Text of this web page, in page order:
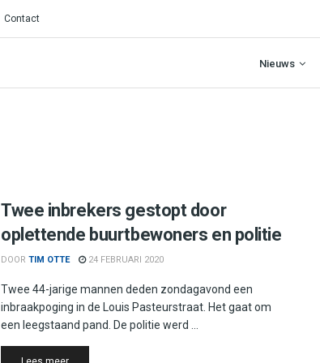
Contact
Nieuws
Twee inbrekers gestopt door
oplettende buurtbewoners en politie
DOOR TIM OTTE 24 FEBRUARI 2020
Twee 44-jarige mannen deden zondagavond een
inbraakpoging in de Louis Pasteurstraat. Het gaat om
een leegstaand pand. De politie werd ...
Details